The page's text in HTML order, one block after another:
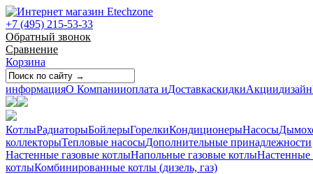
+7 (495) 215-53-33
Обратный звонок
Сравнение
Корзина
информацияО Компанииоплата иДоставкаскидкиАкциидизайн
КотлыРадиаторыБойлерыГорелкиКондиционерыНасосы
коллекторыТепловые насосыДополнительные принадлежности
Настенные газовые котлыНапольные газовые котлыНастенные
котлыКомбинированные котлы (дизель, газ)